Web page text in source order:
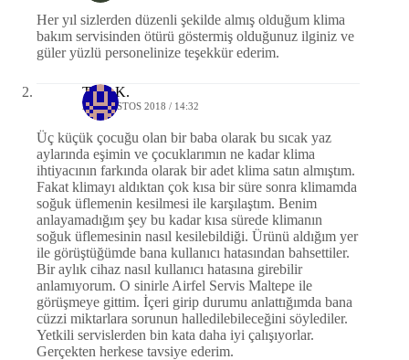
Her yıl sizlerden düzenli şekilde almış olduğum klima
bakım servisinden ötürü göstermiş olduğunuz ilginiz ve
güler yüzlü personelinize teşekkür ederim.
Tuna K.
20 AĞUSTOS 2018 / 14:32
Üç küçük çocuğu olan bir baba olarak bu sıcak yaz
aylarında eşimin ve çocuklarımın ne kadar klima
ihtiyacının farkında olarak bir adet klima satın almıştım.
Fakat klimayı aldıktan çok kısa bir süre sonra klimamda
soğuk üflemenin kesilmesi ile karşılaştım. Benim
anlayamadığım şey bu kadar kısa sürede klimanın
soğuk üflemesinin nasıl kesilebildiği. Ürünü aldığım yer
ile görüştüğümde bana kullanıcı hatasından bahsettiler.
Bir aylık cihaz nasıl kullanıcı hatasına girebilir
anlamıyorum. O sinirle Airfel Servis Maltepe ile
görüşmeye gittim. İçeri girip durumu anlattığımda bana
cüzzi miktarlara sorunun halledilebileceğini söylediler.
Yetkili servislerden bin kata daha iyi çalışıyorlar.
Gerçekten herkese tavsiye ederim.